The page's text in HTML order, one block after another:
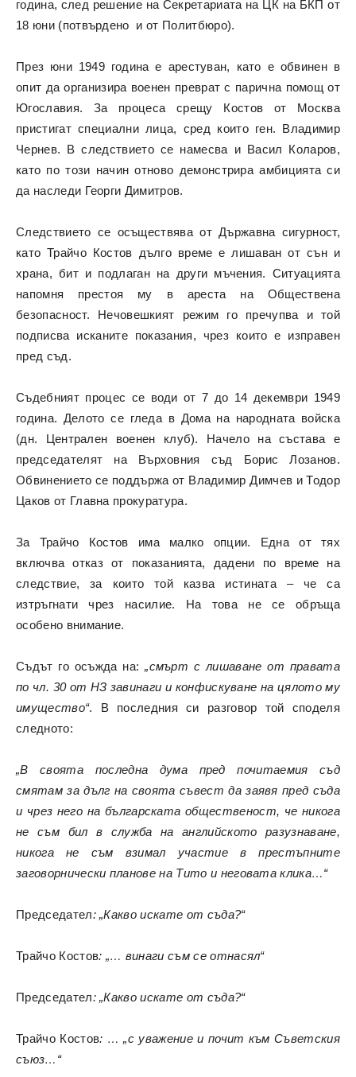
година, след решение на Секретариата на ЦК на БКП от
18 юни (потвърдено и от Политбюро).
През юни 1949 година е арестуван, като е обвинен в
опит да организира военен преврат с парична помощ от
Югославия. За процеса срещу Костов от Москва
пристигат специални лица, сред които ген. Владимир
Чернев. В следствието се намесва и Васил Коларов,
като по този начин отново демонстрира амбицията си
да наследи Георги Димитров.
Следствието се осъществява от Държавна сигурност,
като Трайчо Костов дълго време е лишаван от сън и
храна, бит и подлаган на други мъчения. Ситуацията
напомня престоя му в ареста на Обществена
безопасност. Нечовешкият режим го пречупва и той
подписва исканите показания, чрез които е изправен
пред съд.
Съдебният процес се води от 7 до 14 декември 1949
година. Делото се гледа в Дома на народната войска
(дн. Централен военен клуб). Начело на състава е
председателят на Върховния съд Борис Лозанов.
Обвинението се поддържа от Владимир Димчев и Тодор
Цаков от Главна прокуратура.
За Трайчо Костов има малко опции. Една от тях
включва отказ от показанията, дадени по време на
следствие, за които той казва истината – че са
изтръгнати чрез насилие. На това не се обръща
особено внимание.
Съдът го осъжда на:„смърт с лишаване от правата
по чл. 30 от НЗ завинаги и конфискуване на цялото му
имущество“. В последния си разговор той споделя
следното:
„В своята последна дума пред почитаемия съд
смятам за дълг на своята съвест да заявя пред съда
и чрез него на българската общественост, че никога
не съм бил в служба на английското разузнаване,
никога не съм взимал участие в престъпните
заговорнически планове на Тито и неговата клика…“
Председател: „Какво искате от съда?“
Трайчо Костов: „… винаги съм се отнасял“
Председател: „Какво искате от съда?“
Трайчо Костов: … „с уважение и почит към Съветския
съюз…“